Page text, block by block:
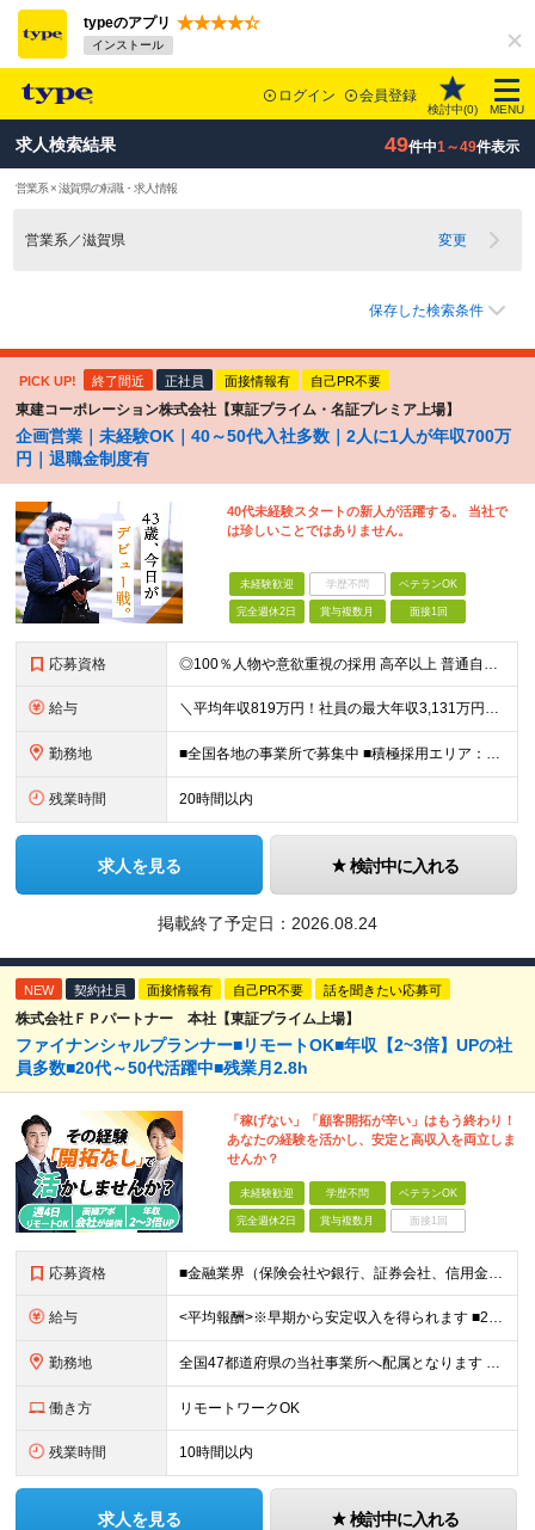
typeのアプリ
インストール
ログイン 会員登録
検討中(0) MENU
求人検索結果 49件中1～49件表示
営業系 × 滋賀県の転職・求人情報
営業系／滋賀県 変更
保存した検索条件
PICK UP! 終了間近 正社員 面接情報有 自己PR不要
東建コーポレーション株式会社【東証プライム・名証プレミア上場】
企画営業｜未経験OK｜40～50代入社多数｜2人に1人が年収700万
円｜退職金制度有
40代未経験スタートの新人が活躍する。 当社で
は珍しいことではありません。
未経験歓迎 学歴不問 ベテランOK
完全週休2日 賞与複数月 面接1回
応募資格 ◎100％人物や意欲重視の採用 高卒以上 普通自動車第一種運転免許取得者（AT限定可） ★職歴は全く問いません！ 前向きにコツコツと向き合える方であれば結果がついてくるお仕事です。 現職・無職、正社
給与 ＼平均年収819万円！社員の最大年収3,131万円／ ＼2人に1人が年収700万円以上／ ＼5人に1人が年収1,000万円以上！／ 固定給だけで、年収524万円も可能！ インセンティブだけでなく固定給
勤務地 ■全国各地の事業所で募集中 ■積極採用エリア：東京・神奈川・埼玉・千葉・愛知 ※希望の勤務地で働ける！通勤可能な事業所を選定していきます ※地元に戻って働きたいUターン希望者も歓迎します！ ※社用車を
残業時間 20時間以内
求人を見る 検討中に入れる
掲載終了予定日： 2026.08.24
NEW 契約社員 面接情報有 自己PR不要 話を聞きたい応募可
株式会社ＦＰパートナー 本社【東証プライム上場】
ファイナンシャルプランナー■リモートOK■年収【2~3倍】UPの社
員多数■20代～50代活躍中■残業月2.8h
「稼げない」「顧客開拓が辛い」はもう終わり！
あなたの経験を活かし、安定と高収入を両立しま
せんか？
未経験歓迎 学歴不問 ベテランOK
完全週休2日 賞与複数月 面接1回
応募資格 ■金融業界（保険会社や銀行、証券会社、信用金庫など）の営業経験をお持ちの方 ■学歴不問 ※第二新卒の方も歓迎します ※直販の保険営業職経験者も多数活躍中。 お客さまへのご提案に集中できる仕組みにより
給与 <平均報酬>※早期から安定収入を得られます ■2年目～：888万円 ■3年目～：960万円 ■4年目～：1028万円 ★成果連動型報酬（営業成績に応じて支給/45時間分固定残業代含む/超過分は別途支
勤務地 全国47都道府県の当社事業所へ配属となります ※居住地や希望の勤務先を考慮します ※リモートワークOK／転勤なし ＜本社＞ 東京都台東区浅草橋1-1-8 FP浅草橋ビル (変更の範囲)上記を除く当
働き方 リモートワークOK
残業時間 10時間以内
求人を見る 検討中に入れる